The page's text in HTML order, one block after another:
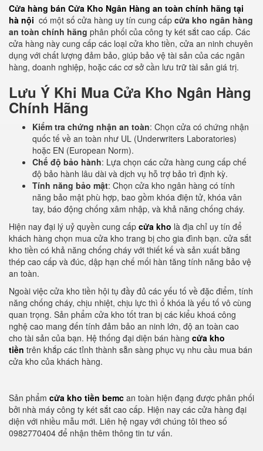
Cửa hàng bán Cửa Kho Ngân Hàng an toàn chính hãng tại
hà nội có một số cửa hàng uy tín cung cấp cửa kho ngân hàng
an toàn chính hãng phân phối của công ty két sắt cao cấp. Các
cửa hàng này cung cấp các loại cửa kho tiền, cửa an ninh chuyên
dụng với chất lượng đảm bảo, giúp bảo vệ tài sản của các ngân
hàng, doanh nghiệp, hoặc các cơ sở cần lưu trữ tài sản giá trị.
Lưu Ý Khi Mua Cửa Kho Ngân Hàng
Chính Hãng
Kiểm tra chứng nhận an toàn: Chọn cửa có chứng nhận
quốc tế về an toàn như UL (Underwriters Laboratories)
hoặc EN (European Norm).
Chế độ bảo hành: Lựa chọn các cửa hàng cung cấp chế
độ bảo hành lâu dài và dịch vụ hỗ trợ bảo trì định kỳ.
Tính năng bảo mật: Chọn cửa kho ngân hàng có tính
năng bảo mật phù hợp, bao gồm khóa điện tử, khóa vân
tay, báo động chống xâm nhập, và khả năng chống cháy.
Hiện nay đại lý uỷ quyền cung cấp cửa kho là địa chỉ uy tín để
khách hàng chọn mua cửa kho trang bị cho gia đình bạn. cửa sắt
kho tiền có khả năng chống cháy với thiết kế và sản xuất bằng
thép cao cấp và đúc, dập hạn chế mối hàn tăng tính năng bảo vệ
an toàn.
Ngoài việc cửa kho tiền hội tụ đầy đủ các yếu tố về đặc điểm, tính
năng chống cháy, chịu nhiệt, chịu lực thì ổ khóa là yếu tố vô cùng
quan trọng. Sản phẩm cửa kho tốt tran bị các kiểu khoá công
nghệ cao mang đến tính đảm bảo an ninh lớn, độ an toàn cao
cho tài sản của bạn. Hệ thống đại diện bán hàng cửa kho
tiền trên khắp các tỉnh thành sẵn sàng phục vụ nhu cầu mua bán
cửa kho của khách hàng.
Sản phẩm cửa kho tiền bemc an toàn hiện đạng được phân phối
bởi nhà máy công ty két sắt cao cấp. Hiện nay các cửa hàng đại
diện với nhiều mẫu mới. Liên hệ ngay với chúng tôi theo số
0982770404 để nhận thêm thông tin tư vấn.